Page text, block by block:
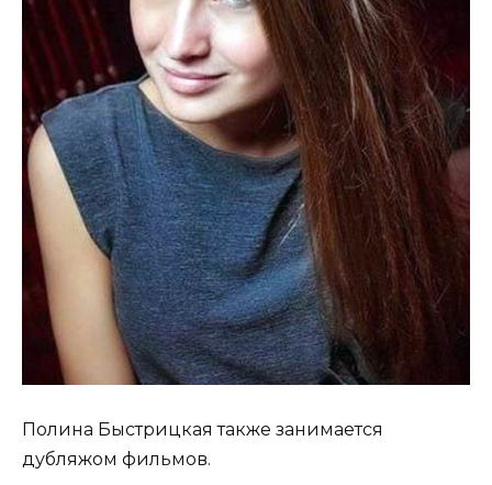
Полина Быстрицкая также занимается
дубляжом фильмов.